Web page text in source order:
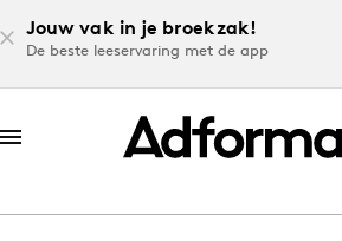
Jouw vak in je broekzak!
De beste leeservaring met de app